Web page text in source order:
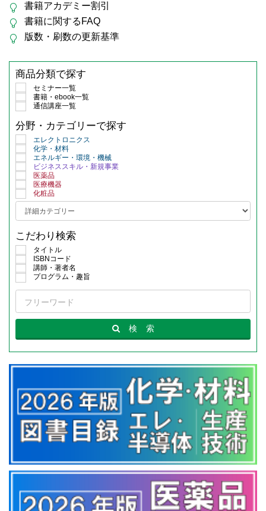
書籍アカデミー割引
書籍に関するFAQ
版数・刷数の更新基準
商品分類で探す
セミナー一覧
書籍・ebook一覧
通信講座一覧
分野・カテゴリーで探す
エレクトロニクス
化学・材料
エネルギー・環境・機械
ビジネススキル・新規事業
医薬品
医療機器
化粧品
こだわり検索
タイトル
ISBNコード
講師・著者名
プログラム・趣旨
検 索